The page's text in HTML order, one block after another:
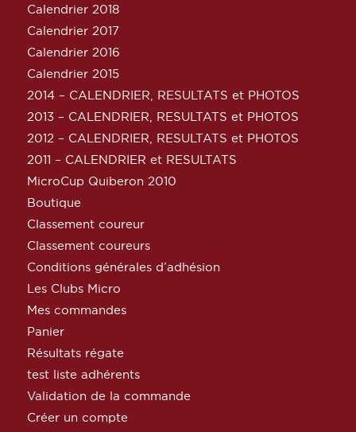
Calendrier 2018
Calendrier 2017
Calendrier 2016
Calendrier 2015
2014 – CALENDRIER, RESULTATS et PHOTOS
2013 – CALENDRIER, RESULTATS et PHOTOS
2012 – CALENDRIER, RESULTATS et PHOTOS
2011 – CALENDRIER et RESULTATS
MicroCup Quiberon 2010
Boutique
Classement coureur
Classement coureurs
Conditions générales d’adhésion
Les Clubs Micro
Mes commandes
Panier
Résultats régate
test liste adhérents
Validation de la commande
Créer un compte